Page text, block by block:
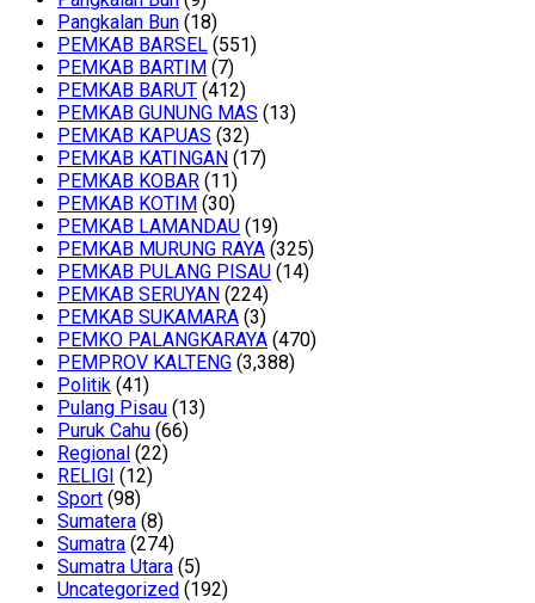
Pangkalan Bun (18)
PEMKAB BARSEL (551)
PEMKAB BARTIM (7)
PEMKAB BARUT (412)
PEMKAB GUNUNG MAS (13)
PEMKAB KAPUAS (32)
PEMKAB KATINGAN (17)
PEMKAB KOBAR (11)
PEMKAB KOTIM (30)
PEMKAB LAMANDAU (19)
PEMKAB MURUNG RAYA (325)
PEMKAB PULANG PISAU (14)
PEMKAB SERUYAN (224)
PEMKAB SUKAMARA (3)
PEMKO PALANGKARAYA (470)
PEMPROV KALTENG (3,388)
Politik (41)
Pulang Pisau (13)
Puruk Cahu (66)
Regional (22)
RELIGI (12)
Sport (98)
Sumatera (8)
Sumatra (274)
Sumatra Utara (5)
Uncategorized (192)